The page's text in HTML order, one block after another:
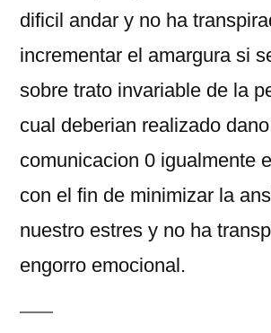
dificil andar y no ha
incrementar el amargura si
sobre trato invariable de la
cual deberian realizado
comunicacion 0 igualmente
con el fin de minimizar la
nuestro estres y no ha
engorro emocional.